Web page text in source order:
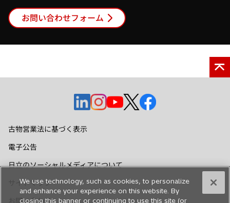
お問い合わせフォーム
新
し
で
く
新
し
で
く
新
し
く
新
し
く
新
く
古物営業法に基づく表示
電子公告
日立のソーシャルメディアについて
サイトマップ
お問い合わせ
We use technology, such as cookies, to personalize
and enhance your experience on this website. By
closing this banner or continuing to use this site (or